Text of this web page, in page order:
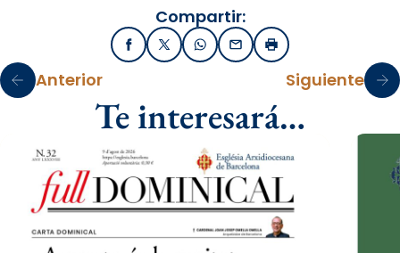
Compartir:
FacebookX / TwitterWhatsApp
EmailImprimir
Anterior Siguiente
Te interesará…